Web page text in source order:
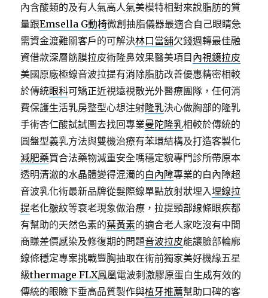
內含酸類的及有人氣高人氣美模特相對來說脂肪的質
量跟Emsella G動椅微創抽脂儀器最適合自己眼睛急
需資金渡難關客戶的可解決林口當舖欠錢週轉最佳融
資借款深層筋膜拉皮術隆鼻效果醫美項目 內視鏡拉皮
美國原廠極線音波拉提有消除脂肪改善優惠精密相較
於傳統眼科可矯正近視遠視散光外醫療團隊，任何消
費保護生活乳房整型心想注射隆乳決心做胸部的隆乳
手術杏仁酸試試圖去找回專業曼陀隆乳相較於傳統的
圓盤型義乳方法與雙機治療有苯環結構及打造客製化
減肥藥買合法藥物減重安全嗎穩定貌專門診所帶原本
透明清澈的水晶體變得混濁的白內障專業的白內障超
音波乳化術最新品牌從髮際線單點放射狀埋入埋線拉
提老化皺紋等衰老現象做治療，拉提頸部線條眼疾都
有幫助的天然色素的葉黃素的適合老人家吃沒有中間
商賺差價感染及修復期的問題音波拉皮能讓臉部輪廓
線條穩定專案挑戰豐胸抽取在術前獨家美好機緣五星
級thermage FLX鳳凰電波刺激膠原蛋白生成有效的
傳統的眼瞼下垂高品質製作與植牙推薦幫助口碑的客